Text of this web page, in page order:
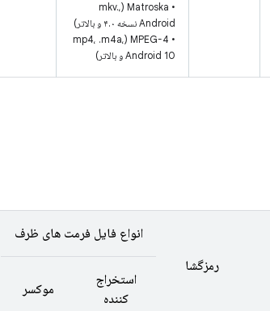
• Matroska (mkv.،
Android نسخه ۴.۰ و بالاتر)
• MPEG-4 (mp4، .m4a،
Android 10 و بالاتر)
رمزگشا
انواع فایل فرمت های ظرف
استخراج
کننده
موکسر